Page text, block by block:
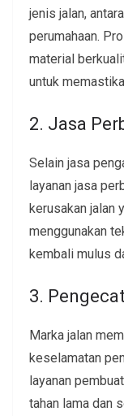
jenis jalan,
perumahaan.
material
untuk
2. Jasa
Selain jasa
layanan jasa
kerusakan jalan
menggunakan
kembali mulus
3.
Marka jalan
keselamatan
layanan
tahan lama dan